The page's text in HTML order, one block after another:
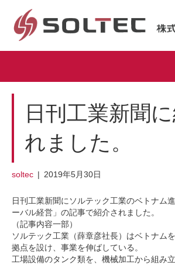
日刊工業新聞
れました。
soltec | 2019年5月30日
日刊工業新聞にソルテック工業のベトナム
ーバル経営」の記事で紹介されました。
（記事内容一部）
ソルテック工業（薛章彦社長）はベトナム
拠点を設け、事業を伸ばしている。
工場設備のタンク類を、機械加工から組み